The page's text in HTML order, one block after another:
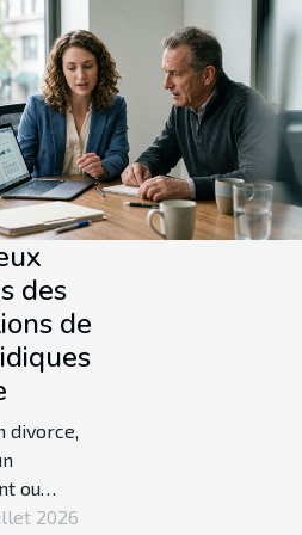
des
de
divorce,
ou
2026
pour